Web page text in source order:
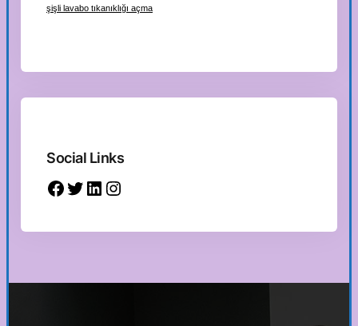
şişli lavabo tıkanıklığı açma
Social Links
Facebook Twitter LinkedIn Instagram